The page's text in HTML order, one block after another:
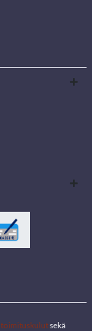
toimituskulutsekä